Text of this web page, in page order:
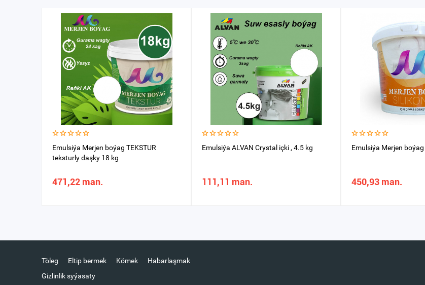
Emulsiýa Merjen boýag TEKSTUR
teksturly daşky 18 kg
471,22 man.
Emulsiýa ALVAN Crystal içki , 4.5 kg
111,11 man.
Emulsiýa Merjen
450,93 man.
Töleg Eltip bermek Kömek
Habarlaşmak
Gizlinlik syýasaty